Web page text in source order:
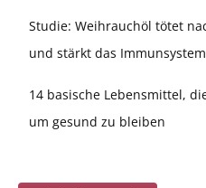
Studie: Weihrauchöl tötet
und stärkt das Immunsystem
14 basische Lebensmittel,
um gesund zu bleiben